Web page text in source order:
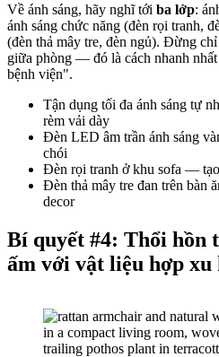
Về ánh sáng, hãy nghĩ tới ba lớp:
ánh sáng chức năng (đèn rọi tranh,
(đèn thả mây tre, đèn ngủ). Đừng
giữa phòng — đó là cách nhanh
bệnh viện".
Tận dụng tối đa ánh sáng tự
rèm vải dày
Đèn LED âm trần ánh sáng
chói
Đèn rọi tranh ở khu sofa —
Đèn thả mây tre đan trên bàn
decor
Bí quyết #4: Thổi hồn
ấm với vật liệu hợp xu